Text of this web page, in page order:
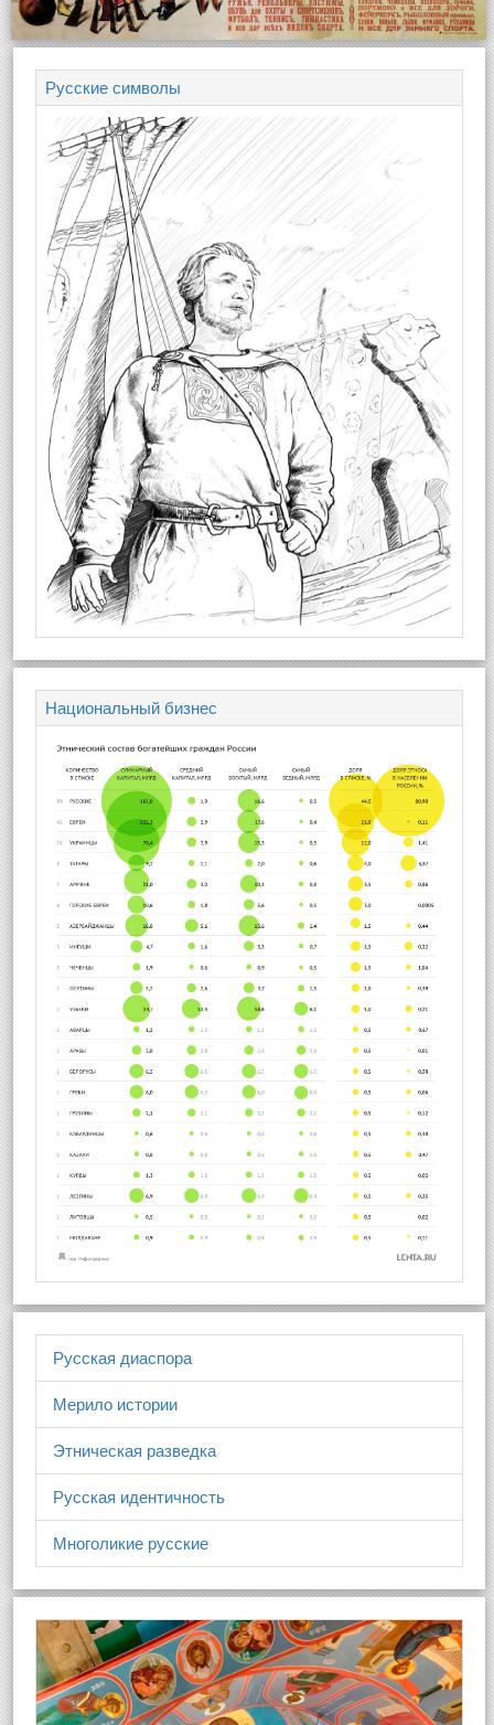
Русские символы
Национальный бизнес
Русская диаспора
Мерило истории
Этническая разведка
Русская идентичность
Многоликие русские